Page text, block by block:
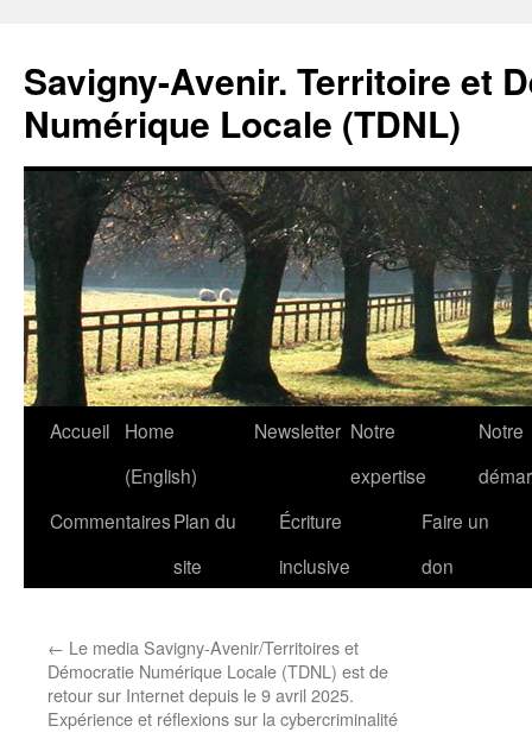
Savigny-Avenir. Territoire et
Numérique Locale (TDNL)
Aller
contenu
Accueil
Home
(English)
Newsletter Notre
expertise
Notre
CommentairesPlan du
site
Écriture
inclusive
Faire un
don
← Le media Savigny-Avenir/Territoires et
Démocratie Numérique Locale (TDNL) est de
retour sur Internet depuis le 9 avril 2025.
Expérience et réflexions sur la cybercriminalité